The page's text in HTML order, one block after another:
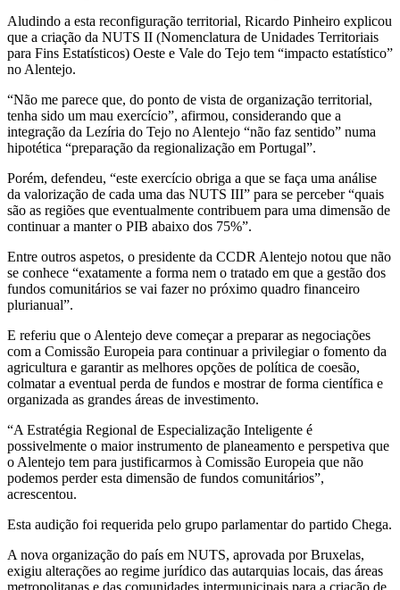
Aludindo a esta reconfiguração territorial, Ricardo Pinheiro explicou
que a criação da NUTS II (Nomenclatura de Unidades Territoriais
para Fins Estatísticos) Oeste e Vale do Tejo tem “impacto estatístico”
no Alentejo.
“Não me parece que, do ponto de vista de organização territorial,
tenha sido um mau exercício”, afirmou, considerando que a
integração da Lezíria do Tejo no Alentejo “não faz sentido” numa
hipotética “preparação da regionalização em Portugal”.
Porém, defendeu, “este exercício obriga a que se faça uma análise
da valorização de cada uma das NUTS III” para se perceber “quais
são as regiões que eventualmente contribuem para uma dimensão de
continuar a manter o PIB abaixo dos 75%”.
Entre outros aspetos, o presidente da CCDR Alentejo notou que não
se conhece “exatamente a forma nem o tratado em que a gestão dos
fundos comunitários se vai fazer no próximo quadro financeiro
plurianual”.
E referiu que o Alentejo deve começar a preparar as negociações
com a Comissão Europeia para continuar a privilegiar o fomento da
agricultura e garantir as melhores opções de política de coesão,
colmatar a eventual perda de fundos e mostrar de forma científica e
organizada as grandes áreas de investimento.
“A Estratégia Regional de Especialização Inteligente é
possivelmente o maior instrumento de planeamento e perspetiva que
o Alentejo tem para justificarmos à Comissão Europeia que não
podemos perder esta dimensão de fundos comunitários”,
acrescentou.
Esta audição foi requerida pelo grupo parlamentar do partido Chega.
A nova organização do país em NUTS, aprovada por Bruxelas,
exigiu alterações ao regime jurídico das autarquias locais, das áreas